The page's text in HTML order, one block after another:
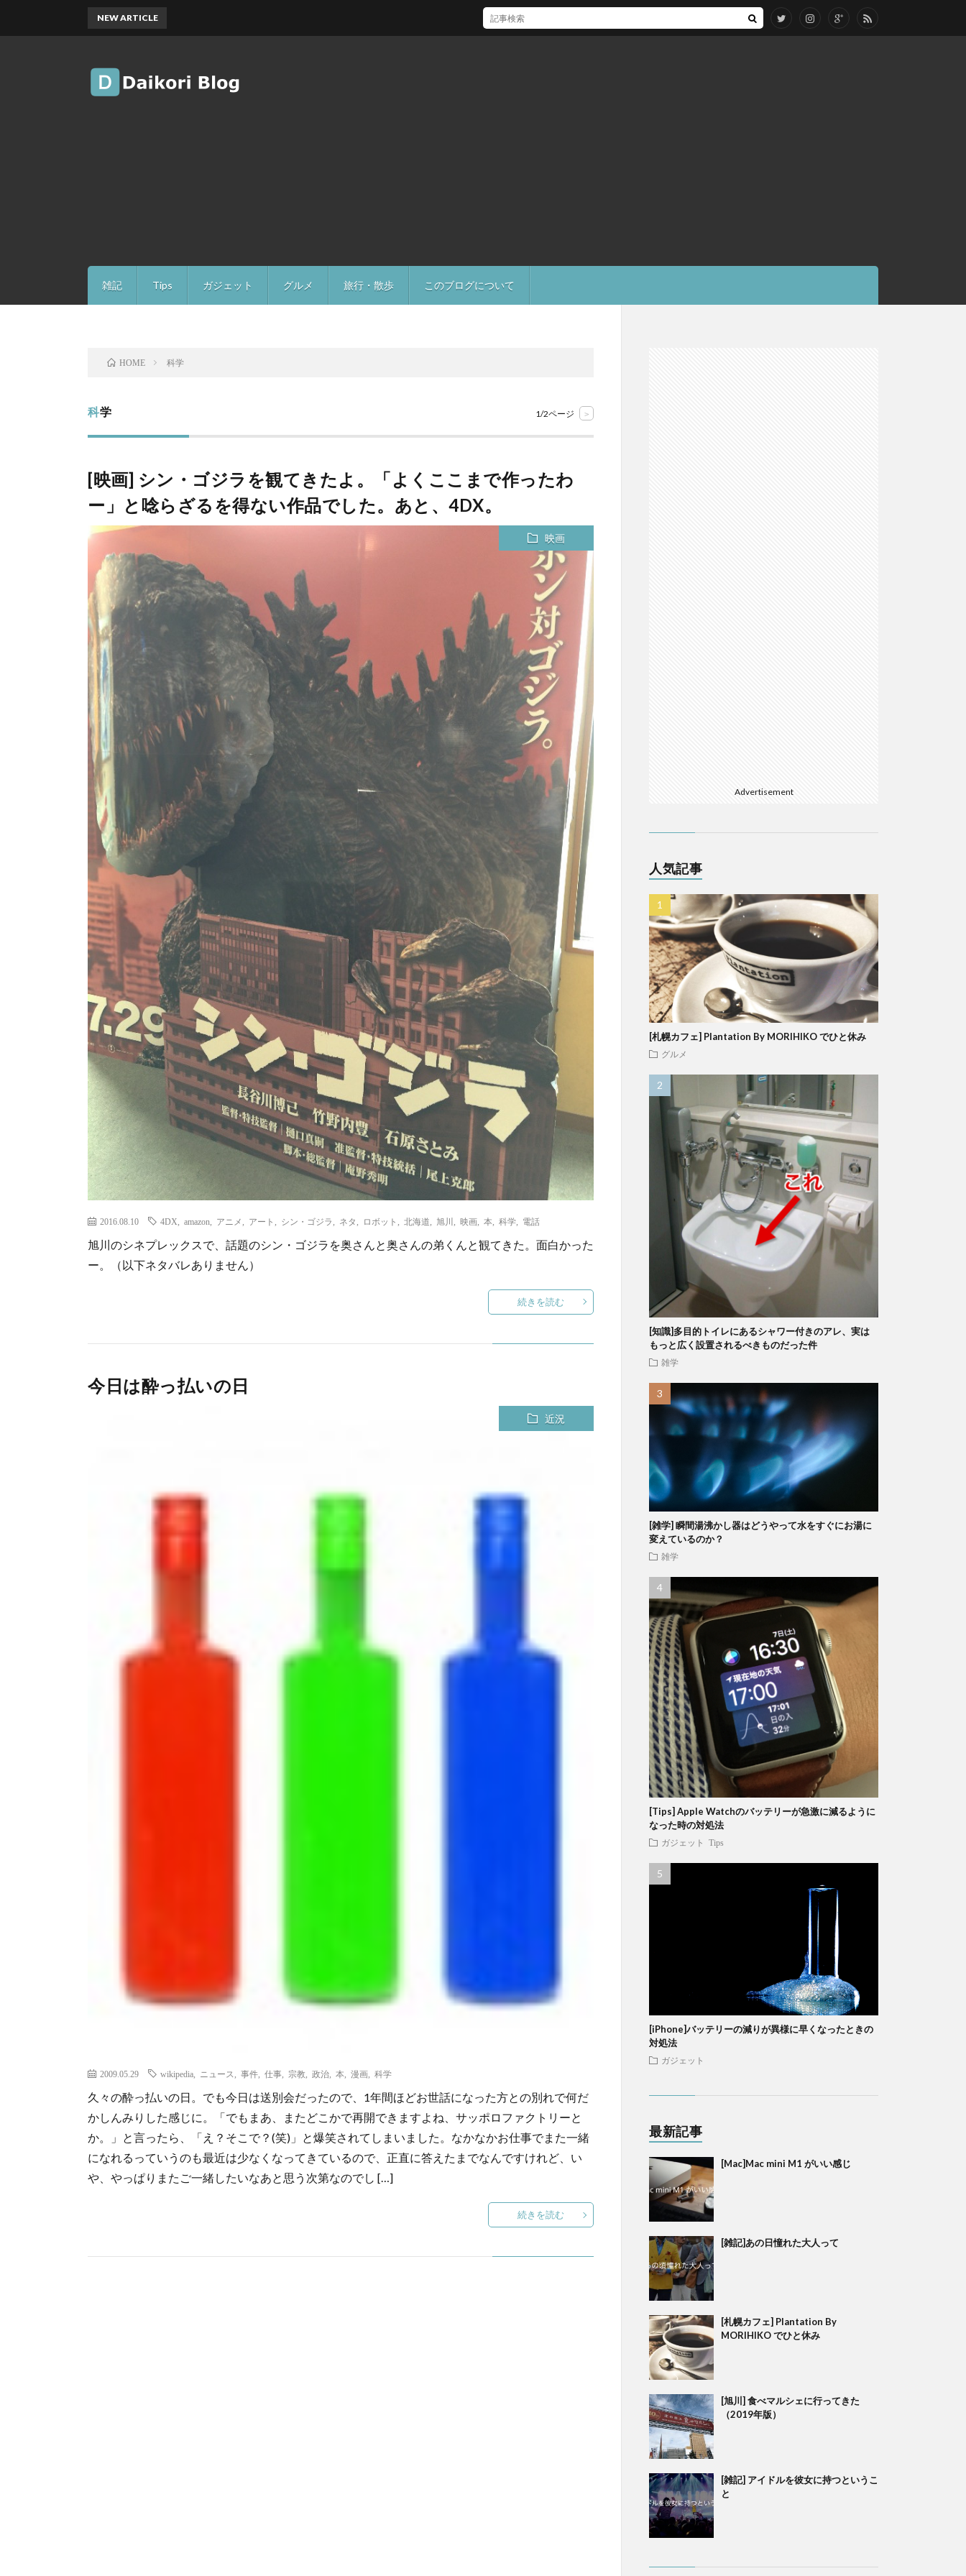
雑記 Tips ガジェット グルメ 旅行・散歩 このブログについて
NEW ARTICLE [Mac]Mac mini M1 がいい感じ
HOME 科学
科学 1/2ページ >
[映画] シン・ゴジラを観てきたよ。「よくここまで作ったわ
ー」と唸らざるを得ない作品でした。あと、4DX。
映画
2016.08.10 4DX amazon アニメ アート シン・ゴジラ ネタ ロボット 北海道 旭川 映画 本 科学 電話
旭川のシネプレックスで、話題のシン・ゴジラを奥さんと奥さんの弟くんと観てきた。面白かった
ー。（以下ネタバレありません）
続きを読む
今日は酔っ払いの日
近況
2009.05.29 wikipedia ニュース 事件 仕事 宗教 政治 本 漫画 科学
久々の酔っ払いの日。でも今日は送別会だったので、1年間ほどお世話になった方との別れで何だ
かしんみりした感じに。「でもまあ、またどこかで再開できますよね、サッポロファクトリーと
か。」と言ったら、「え？そこで？(笑)」と爆笑されてしまいました。なかなかお仕事でまた一緒
になれるっていうのも最近は少なくなってきているので、正直に答えたまでなんですけれど、い
や、やっぱりまたご一緒したいなあと思う次第なのでし […]
続きを読む
Advertisement
人気記事
[札幌カフェ] Plantation By MORIHIKO でひと休み
グルメ
[知識]多目的トイレにあるシャワー付きのアレ、実は
もっと広く設置されるべきものだった件
雑学
[雑学] 瞬間湯沸かし器はどうやって水をすぐにお湯に
変えているのか？
雑学
[Tips] Apple Watchのバッテリーが急激に減るように
なった時の対処法
ガジェット Tips
[iPhone]バッテリーの減りが異様に早くなったときの
対処法
ガジェット
最新記事
[Mac]Mac mini M1 がいい感じ
[雑記]あの日憧れた大人って
[札幌カフェ] Plantation By
MORIHIKO でひと休み
[旭川] 食べマルシェに行ってきた
（2019年版）
[雑記] アイドルを彼女に持つというこ
と